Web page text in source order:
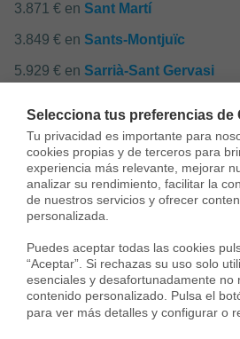
Selecciona tus preferencias de
Tu privacidad es importante para
cookies propias y de terceros para
experiencia más relevante, mejorar
analizar su rendimiento, facilitar la
de nuestros servicios y ofrecer
personalizada.
Puedes aceptar todas las cookies
“Aceptar”. Si rechazas su uso solo
esenciales y desafortunadamente no
contenido personalizado. Pulsa el
para ver más detalles y configurar o
3.871 € en Sant Martí
3.849 € en Sants-Montjuïc
5.929 € en Sarrià-Sant Gervasi
Nova
2.992 € en barrio deEl Coll
4.216 € en barrio deLa Salut
4.590 € en barrio de
4.023 € en barrio deVallcarca i els